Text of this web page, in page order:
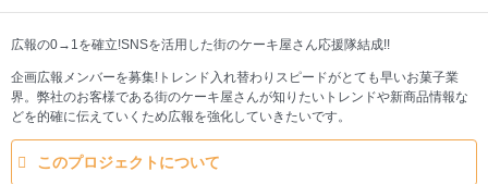
広報の0→1を確立!SNSを活用した街のケーキ屋さん応援隊結成!!
企画広報メンバーを募集!トレンド入れ替わりスピードがとても早いお菓子業
界。弊社のお客様である街のケーキ屋さんが知りたいトレンドや新商品情報な
どを的確に伝えていくため広報を強化していきたいです。
このプロジェクトについて